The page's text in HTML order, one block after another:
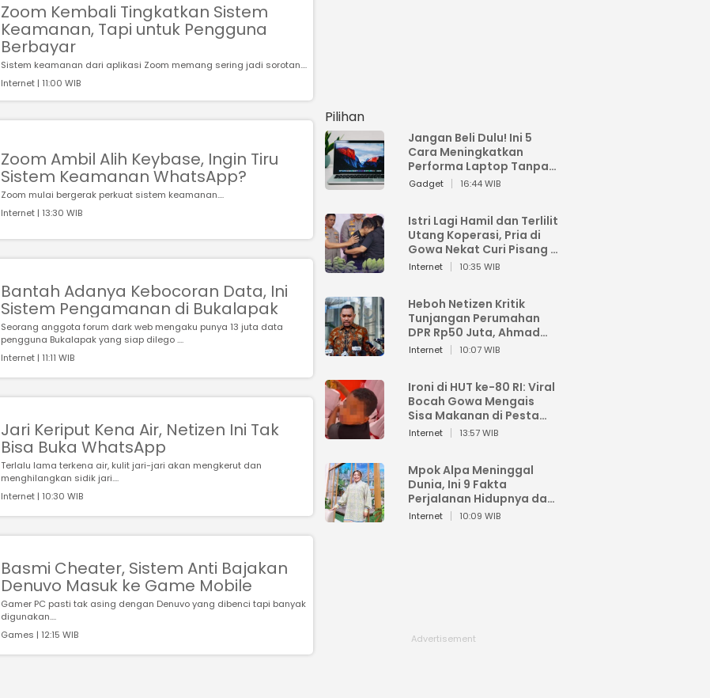
Zoom Kembali Tingkatkan Sistem
Keamanan, Tapi untuk Pengguna
Berbayar
Sistem keamanan dari aplikasi Zoom memang sering jadi sorotan....
Internet | 11:00 WIB
Zoom Ambil Alih Keybase, Ingin Tiru
Sistem Keamanan WhatsApp?
Zoom mulai bergerak perkuat sistem keamanan....
Internet | 13:30 WIB
Bantah Adanya Kebocoran Data, Ini
Sistem Pengamanan di Bukalapak
Seorang anggota forum dark web mengaku punya 13 juta data
pengguna Bukalapak yang siap dilego ....
Internet | 11:11 WIB
Jari Keriput Kena Air, Netizen Ini Tak
Bisa Buka WhatsApp
Terlalu lama terkena air, kulit jari-jari akan mengkerut dan
menghilangkan sidik jari....
Internet | 10:30 WIB
Basmi Cheater, Sistem Anti Bajakan
Denuvo Masuk ke Game Mobile
Gamer PC pasti tak asing dengan Denuvo yang dibenci tapi banyak
digunakan....
Games | 12:15 WIB
Pilihan
Jangan Beli Dulu! Ini 5
Cara Meningkatkan
Performa Laptop Tanpa
Harus Beli Baru
Gadget 16:44 WIB
Istri Lagi Hamil dan Terlilit
Utang Koperasi, Pria di
Gowa Nekat Curi Pisang 4
Tandan Milik Tetangga,
Internet 10:35 WIB
Heboh Netizen Kritik
Tunjangan Perumahan
DPR Rp50 Juta, Ahmad
Sahroni: Enggak Senang
Internet 10:07 WIB
Ironi di HUT ke-80 RI: Viral
Bocah Gowa Mengais
Sisa Makanan di Pesta
Kemerdekaan
Internet 13:57 WIB
Mpok Alpa Meninggal
Dunia, Ini 9 Fakta
Perjalanan Hidupnya dari
Viral hingga Puncak
Internet 10:09 WIB